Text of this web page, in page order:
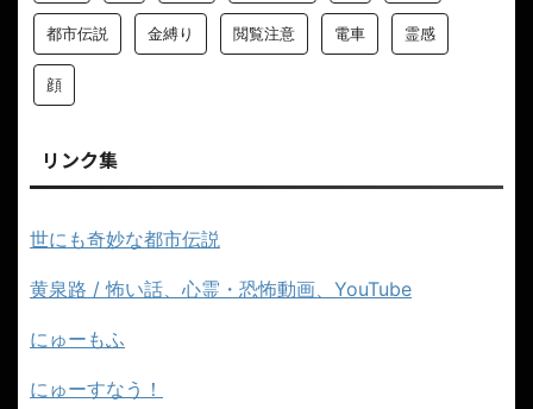
都市伝説 金縛り 閲覧注意 電車 霊感
顔
リンク集
世にも奇妙な都市伝説
黄泉路 / 怖い話、心霊・恐怖動画、YouTube
にゅーもふ
にゅーすなう！